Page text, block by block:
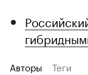
Авторы Теги